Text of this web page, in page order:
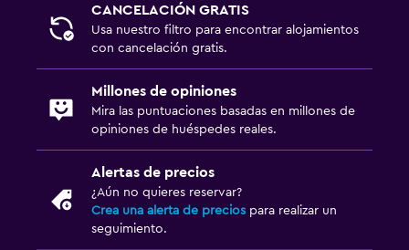
CANCELACIÓN GRATIS
Usa nuestro filtro para encontrar alojamientos
con cancelación gratis.
Millones de opiniones
Mira las puntuaciones basadas en millones de
opiniones de huéspedes reales.
Alertas de precios
¿Aún no quieres reservar?
Crea una alerta de precios para realizar un
seguimiento.